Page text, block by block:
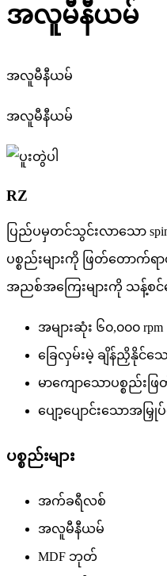
အလူမီနီယမ်
အလူမီနီယမ်
အလူမီနီယမ်
RZ
ပြည်ပမှတင်သွင်းလာသော
ပစ္စည်းများကို ဖြတ်တော
အညစ်အကြေးများကို သန့်စ
အများဆုံး ၆၀,၀၀၀ rpm
ခြေလှမ်းမဲ့ ချိန်ညှိနိုင်သေ
မာကျောသောပစ္စည်းဖ
ပျော့ပျောင်းသောအမ
ပစ္စည်းများ
အက်ခရီလစ်
အလူမီနီယမ်
MDF ဘုတ်